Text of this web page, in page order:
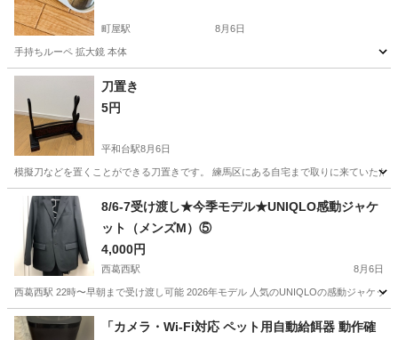
町屋駅 8月6日
手持ちルーペ 拡大鏡 本体
東京 荒川区 町屋駅
刀置き
5円
平和台駅8月6日
模擬刀などを置くことができる刀置きです。 練馬区にある自宅まで取りに来ていた
東京 練馬区 平和台駅 その他 無料
8/6-7受け渡し★今季モデル★UNIQLO感動ジャケ
ット（メンズM）⑤
4,000円
西葛西駅 8月6日
西葛西駅 22時〜早朝まで受け渡し可能 2026年モデル 人気のUNIQLOの感動ジャケッ
東京 江戸川区 西葛西駅 その他 UNIQLO
「カメラ・Wi-Fi対応 ペット用自動給餌器 動作確